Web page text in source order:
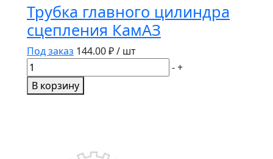
Трубка главного цилиндра
сцепления КамАЗ
Под заказ 144.00₽ / шт
Количество
товара
Трубка
-+
В корзину